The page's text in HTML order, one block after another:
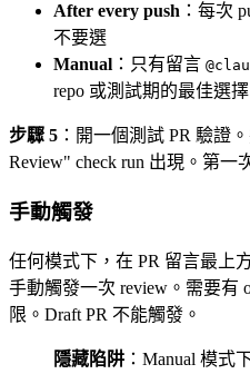
After every push ：每次
不要選
Manual ：只有留言
repo 或測試期的最佳選擇
步驟 5 ：開一個測試 PR 驗證
Review" check run 出現。第一
手動觸發
任何模式下，在 PR 留言最上
手動觸發一次 review。需要有
限。Draft PR 不能觸發。
隱藏陷阱 ：Manual 模式